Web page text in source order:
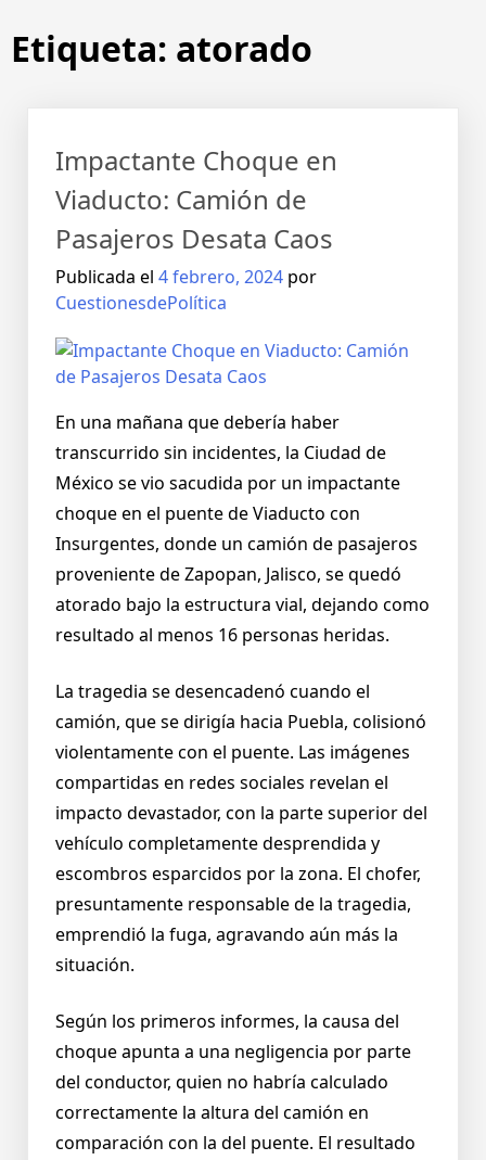
Etiqueta: atorado
Impactante Choque en
Viaducto: Camión de
Pasajeros Desata Caos
Publicada el 4 febrero, 2024 por
CuestionesdePolítica
En una mañana que debería haber
transcurrido sin incidentes, la Ciudad de
México se vio sacudida por un impactante
choque en el puente de Viaducto con
Insurgentes, donde un camión de pasajeros
proveniente de Zapopan, Jalisco, se quedó
atorado bajo la estructura vial, dejando como
resultado al menos 16 personas heridas.
La tragedia se desencadenó cuando el
camión, que se dirigía hacia Puebla, colisionó
violentamente con el puente. Las imágenes
compartidas en redes sociales revelan el
impacto devastador, con la parte superior del
vehículo completamente desprendida y
escombros esparcidos por la zona. El chofer,
presuntamente responsable de la tragedia,
emprendió la fuga, agravando aún más la
situación.
Según los primeros informes, la causa del
choque apunta a una negligencia por parte
del conductor, quien no habría calculado
correctamente la altura del camión en
comparación con la del puente. El resultado